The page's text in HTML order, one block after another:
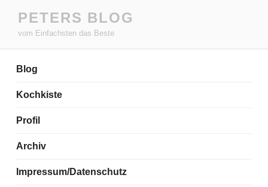
Inhalt
springen
PETERS BLOG
vom Einfachsten das Beste
Blog
Kochkiste
Profil
Archiv
Impressum/Datenschutz